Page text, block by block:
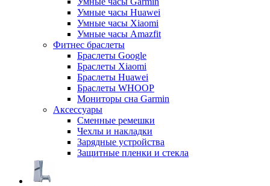
Умные часы Huawei
Умные часы Xiaomi
Умные часы Amazfit
Фитнес браслеты
Браслеты Google
Браслеты Xiaomi
Браслеты Huawei
Браслеты WHOOP
Мониторы сна Garmin
Аксессуары
Сменные ремешки
Чехлы и накладки
Зарядные устройства
Защитные пленки и стекла